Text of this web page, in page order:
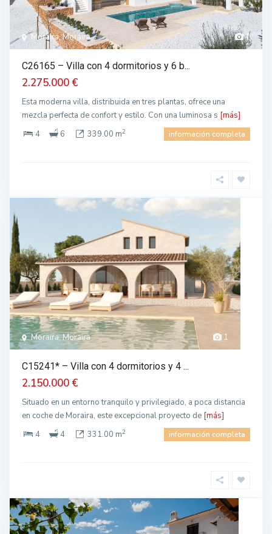
1
Moraira, Moraira
C26165 – Villa con 4 dormitorios y 6 b...
2.275.000 €
Esta moderna villa, distribuida en tres plantas, ofrece una
mezcla perfecta de confort y estilo. Con una luminosa s [más]
4
6 339.00 m2 información completa
1
Moraira, Moraira
C15241* – Villa con 4 dormitorios y 4 ...
2.150.000 €
Situado en un entorno tranquilo y privilegiado, a poca distancia
en coche de Moraira, este excepcional proyecto de [más]
4
4 331.00 m2 información completa